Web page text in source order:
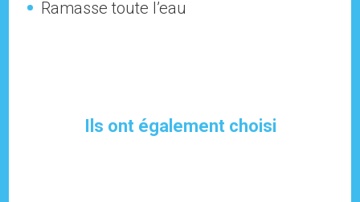
Ramasse toute l’eau
Ils ont également choisi